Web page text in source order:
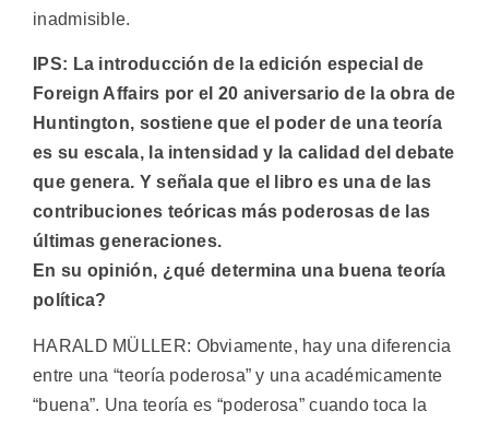
inadmisible.
IPS: La introducción de la edición especial de
Foreign Affairs por el 20 aniversario de la obra de
Huntington, sostiene que el poder de una teoría
es su escala, la intensidad y la calidad del debate
que genera. Y señala que el libro es una de las
contribuciones teóricas más poderosas de las
últimas generaciones.
En su opinión, ¿qué determina una buena teoría
política?
HARALD MÜLLER: Obviamente, hay una diferencia
entre una “teoría poderosa” y una académicamente
“buena”. Una teoría es “poderosa” cuando toca la